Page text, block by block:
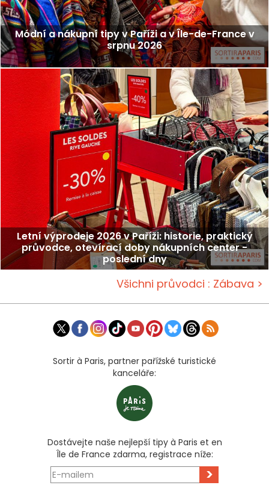
Módní a nákupní tipy v Paříži a v Île-de-France v
srpnu 2026
Letní výprodeje 2026 v Paříži: historie, praktický
průvodce, otevírací doby nákupních center -
poslední dny
Všichni průvodci : Zábava >
Sortir à Paris, partner pařížské turistické
kanceláře:
Dostávejte naše nejlepší tipy à Paris et en
Île de France zdarma, registrace níže:
>